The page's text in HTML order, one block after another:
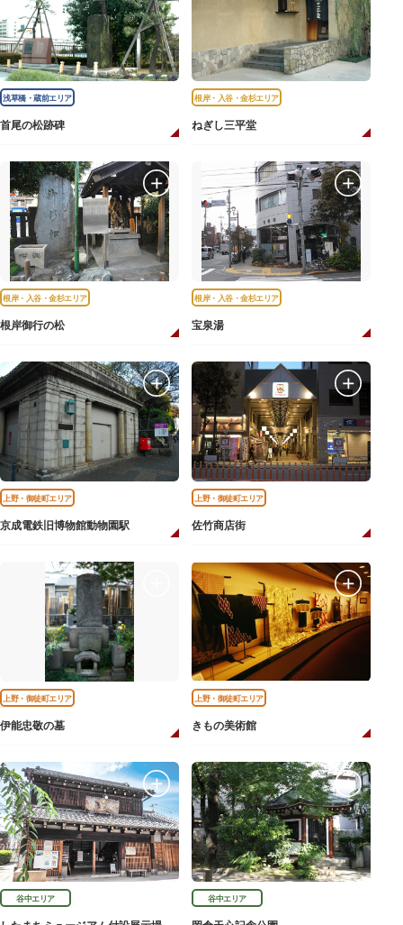
浅草橋・蔵前エリア
首尾の松跡碑
根岸・入谷・金杉エリア
ねぎし三平堂
根岸・入谷・金杉エリア
根岸御行の松
根岸・入谷・金杉エリア
宝泉湯
上野・御徒町エリア
京成電鉄旧博物館動物園駅
上野・御徒町エリア
佐竹商店街
上野・御徒町エリア
伊能忠敬の墓
上野・御徒町エリア
きもの美術館
谷中エリア 谷中エリア